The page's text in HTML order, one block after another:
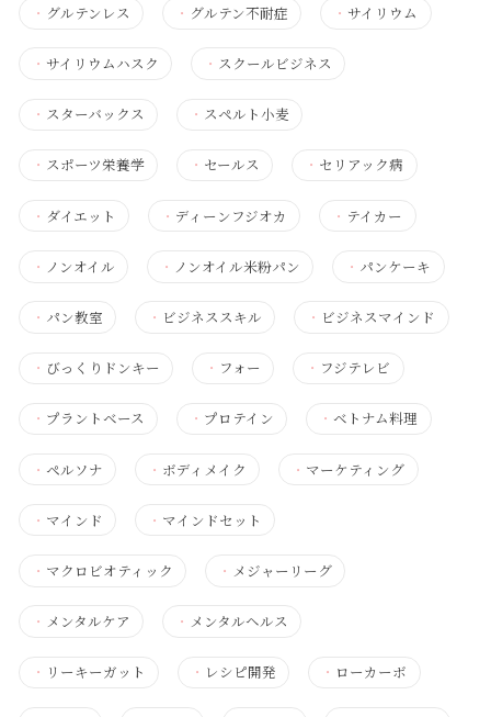
・ グルテンレス ・ グルテン不耐症 ・ サイリウム
・ サイリウムハスク ・ スクールビジネス
・ スターバックス ・ スペルト小麦
・ スポーツ栄養学 ・ セールス ・ セリアック病
・ ダイエット ・ ディーンフジオカ ・ テイカー
・ ノンオイル ・ ノンオイル米粉パン ・ パンケーキ
・ パン教室 ・ ビジネススキル ・ ビジネスマインド
・ びっくりドンキー ・ フォー ・ フジテレビ
・ プラントベース ・ プロテイン ・ ベトナム料理
・ ペルソナ ・ ボディメイク ・ マーケティング
・ マインド ・ マインドセット
・ マクロビオティック ・ メジャーリーグ
・ メンタルケア ・ メンタルヘルス
・ リーキーガット ・ レシピ開発 ・ ローカーボ